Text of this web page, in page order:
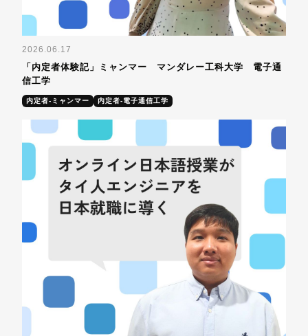
2026.06.17
「内定者体験記」ミャンマー マンダレー工科大学 電子通
信工学
内定者-ミャンマー 内定者-電子通信工学